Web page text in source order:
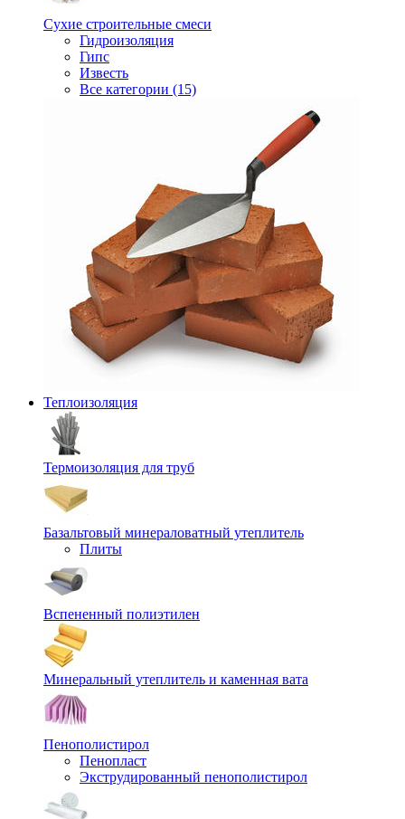
Сухие строительные смеси
Гидроизоляция
Гипс
Известь
Все категории (15)
Теплоизоляция
Термоизоляция для труб
Базальтовый минераловатный утеплитель
Плиты
Вспененный полиэтилен
Минеральный утеплитель и каменная вата
Пенополистирол
Пенопласт
Экструдированный пенополистирол